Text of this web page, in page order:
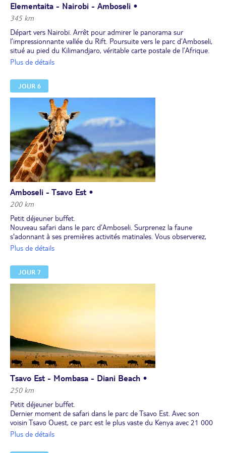
Elementaita - Nairobi - Amboseli •
345 km
Départ vers Nairobi. Arrêt pour admirer le panorama sur
l’impressionnante vallée du Rift. Poursuite vers le parc d’Amboseli,
situé au pied du Kilimandjaro, véritable carte postale de l’Afrique.
Vous y ferez certainement vos plus beaux clichés. Son nom est
et notamment d'un nombre important d’éléphants et
d'hippopotames attirés par les marécages en saison sèche. Les
lions, guépards et léopards s’y adonnent quant à eux à la chasse.
Déjeuner tardif en arrivant au lodge.
Safari dans le parc jusqu’au coucher du soleil.
Dîner et nuit au lodge.
Plus de détails
JOUR 6
Amboseli - Tsavo Est •
200 km
Petit déjeuner buffet.
Nouveau safari dans le parc d’Amboseli. Surprenez la faune
s'adonnant à ses premières activités matinales. Vous observerez,
entre autres, des babouins, des reptiles, des girafes Masaï et des
plaine, de brousse, de marécage ou de lac asséché où les animaux
viennent chercher le sel indispensable à leur équilibre.
Déjeuner pique-nique en cours de route.
Plus de détails
JOUR 7
Tsavo Est - Mombasa - Diani Beach •
250 km
Petit déjeuner buffet.
Dernier moment de safari dans le parc de Tsavo Est. Avec son
voisin Tsavo Ouest, ce parc est le plus vaste du Kenya avec 21 000
km². Ici, la diversité des écosystèmes offre les paysages les plus
passant par le noir de la lave et le vert des forêts tropicales. Le
Plus de détails